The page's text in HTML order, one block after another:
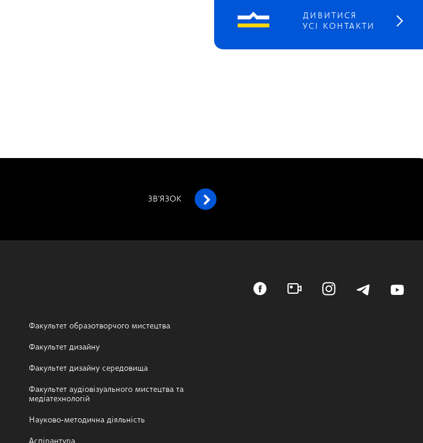
ДИВИТИСЯ
УСІ КОНТАКТИ
ЗВ’ЯЗОК
Факультет образотворчого мистецтва
Факультет дизайну
Факультет дизайну середовища
Факультет аудіовізуального мистецтва та
медіатехнологій
Науково-методична діяльність
Аспірантура